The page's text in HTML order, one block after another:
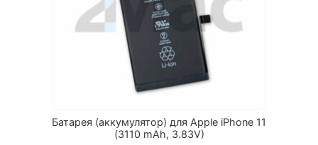
Батарея (аккумулятор) для Apple iPhone 11
(3110 mAh, 3.83V)